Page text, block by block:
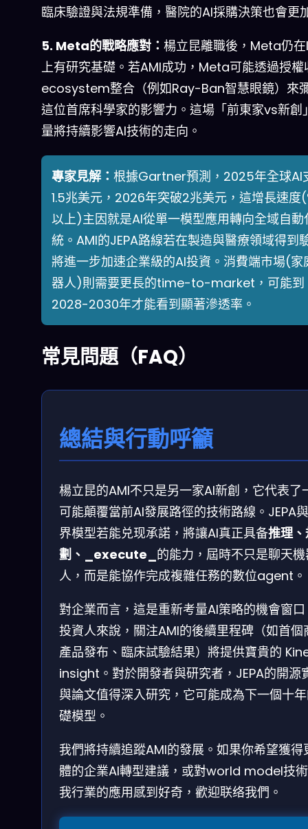
臨床驗證與法規準備，醫院的AI採購決策也會更
5. Meta的戰略應對： 楊立昆離職後，Meta仍
上有研究基礎。若AMI成功，Meta可能透過授權
ecosystem整合（例如Ray-Ban智慧眼鏡）來
這位首席科學家的影響力。這場「前東家vs新創
量將持續影響AI技術的走向。
專家見解： 根據Gartner預測，2025年全球AI
1.5兆美元，2026年突破2兆美元，這增長速度
以上)主因就是AI從單一模型應用轉向全域自動
統。AMI的JEPA路線若在製造與醫療領域得到
將進一步加速企業級的AI投資。消費端市場(家
器人)則需要更長的time-to-market，可能到
2028-2030年才能看到顯著滲透率。
常見問題（FAQ）
總結與行動呼籲
楊立昆的AMI不只是另一家AI新創，它代表了
可能顛覆當前AI發展路徑的技術路線。JEPA
界模型若能兑现承諾，將讓AI真正具备推理
劃、_execute_ 的能力，屆時不只是聊天
人，而是能協作完成複雜任務的數位agent。
對企業而言，這是重新考量AI策略的機會窗
投資人來說，關注AMI的後續里程碑（如首個
產品發布、臨床試驗結果）將提供寶貴的
insight。對於開發者與研究者，JEPA的開源
與論文值得深入研究，它可能成為下一個十
礎模型。
我們將持續追蹤AMI的發展。如果你希望獲得
體的企業AI轉型建議，或對world model技
我行業的應用感到好奇，歡迎联络我們。